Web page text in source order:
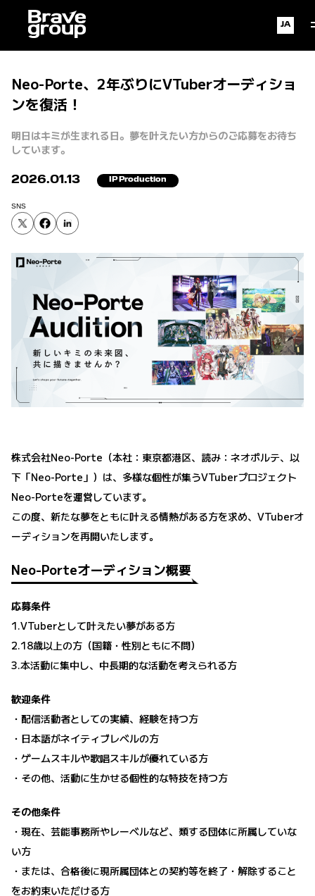
Neo-Porte、2年ぶりにVTuberオーディショ
ンを復活！
明日はキミが生まれる日。夢を叶えたい方からのご応募をお待ち
しています。
2026.01.13 IP Production
SNS
株式会社Neo-Porte（本社：東京都港区、読み：ネオポルテ、以
下「Neo-Porte」）は、多様な個性が集うVTuberプロジェクト
Neo-Porteを運営しています。
この度、新たな夢をともに叶える情熱がある方を求め、VTuberオ
ーディションを再開いたします。
Neo-Porteオーディション概要
応募条件
1.VTuberとして叶えたい夢がある方
2.18歳以上の方（国籍・性別ともに不問）
3.本活動に集中し、中長期的な活動を考えられる方
歓迎条件
・配信活動者としての実績、経験を持つ方
・日本語がネイティブレベルの方
・ゲームスキルや歌唱スキルが優れている方
・その他、活動に生かせる個性的な特技を持つ方
その他条件
・現在、芸能事務所やレーベルなど、類する団体に所属していな
い方
・または、合格後に現所属団体との契約等を終了・解除すること
をお約束いただける方